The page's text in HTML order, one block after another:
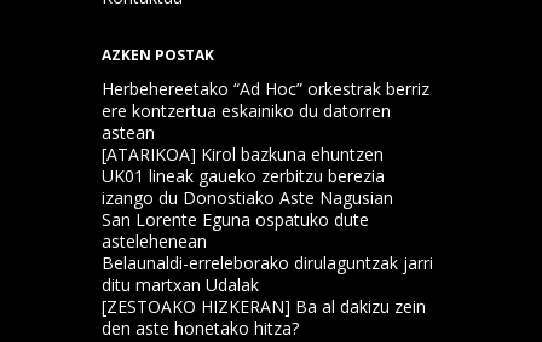
AZKEN POSTAK
Herbehereetako “Ad Hoc” orkestrak berriz
ere kontzertua eskainiko du datorren
astean
[ATARIKOA] Kirol bazkuna ehuntzen
UK01 lineak gaueko zerbitzu berezia
izango du Donostiako Aste Nagusian
San Lorente Eguna ospatuko dute
astelehenean
Belaunaldi-erreleborako dirulaguntzak jarri
ditu martxan Udalak
[ZESTOAKO HIZKERAN] Ba al dakizu zein
den aste honetako hitza?